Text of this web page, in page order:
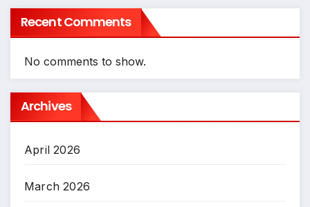
Recent Comments
No comments to show.
Archives
April 2026
March 2026